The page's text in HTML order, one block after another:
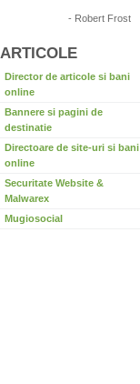
- Robert Frost
ARTICOLE
Director de articole si bani
online
Bannere si pagini de
destinatie
Directoare de site-uri si bani
online
Securitate Website &
Malwarex
Mugiosocial